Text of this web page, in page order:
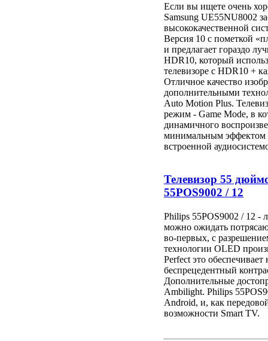
Если вы ищете очень
Samsung UE55NU8002
высококачественной
Версия 10 с пометкой
и предлагает гораздо
HDR10, который
телевизоре с HDR10 +
Отличное качество
дополнительными
Auto Motion Plus.
режим - Game Mode, в
динамичного
минимальным эффектом
встроенной
Телевизор 55
55POS9002 / 12
Philips 55POS9002 / 12 -
можно ожидать
во-первых, с
технологии OLED
Perfect это
беспрецедентный
Дополнительные
Ambilight. Philips
Android, и, как
возможности Smart TV.